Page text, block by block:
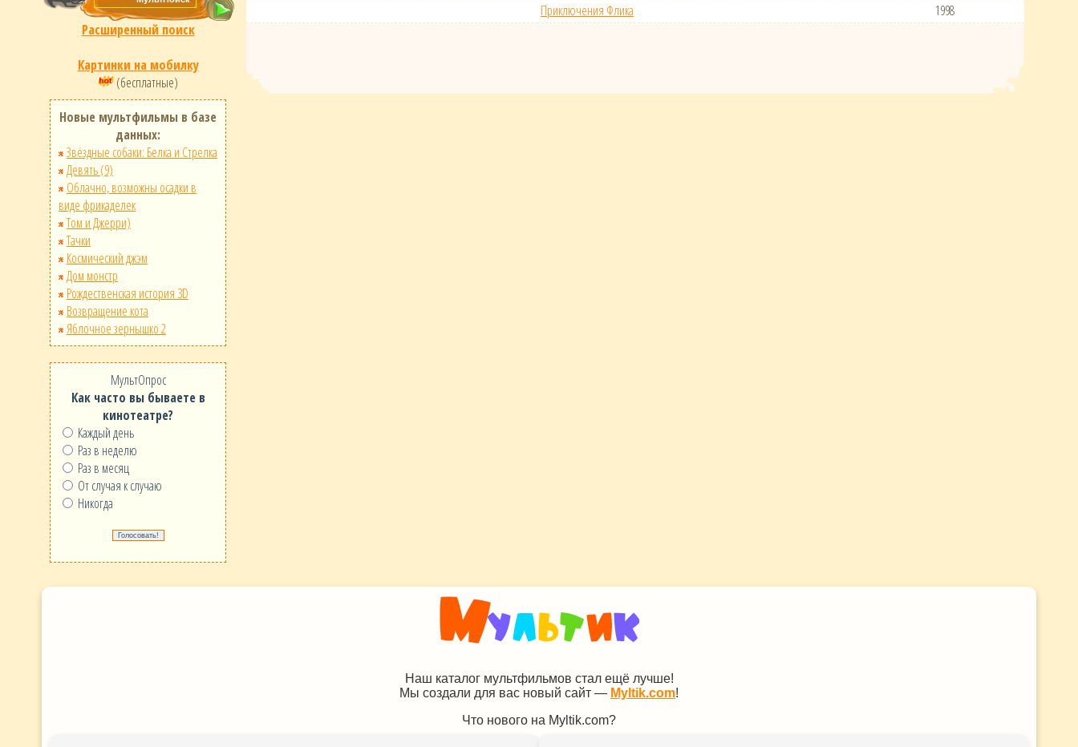
Расширенный поиск
Картинки на мобилку
(бесплатные)
Новые мультфильмы в базе
данных:
Звёздные собаки: Белка и Стрелка
Девять (9)
Облачно, возможны осадки в
виде фрикаделек
Том и Джерри)
Тачки
Космический джэм
Дом монстр
Рождественская история 3D
Возвращение кота
Яблочное зернышко 2
МультОпрос
Как часто вы бываете в
кинотеатре?
Каждый день
Раз в неделю
Раз в месяц
От случая к случаю
Никогда
Приключения Флика
1998
Наш каталог мультфильмов стал ещё лучше!
Мы создали для вас новый сайт — Myltik.com!
Что нового на Myltik.com?